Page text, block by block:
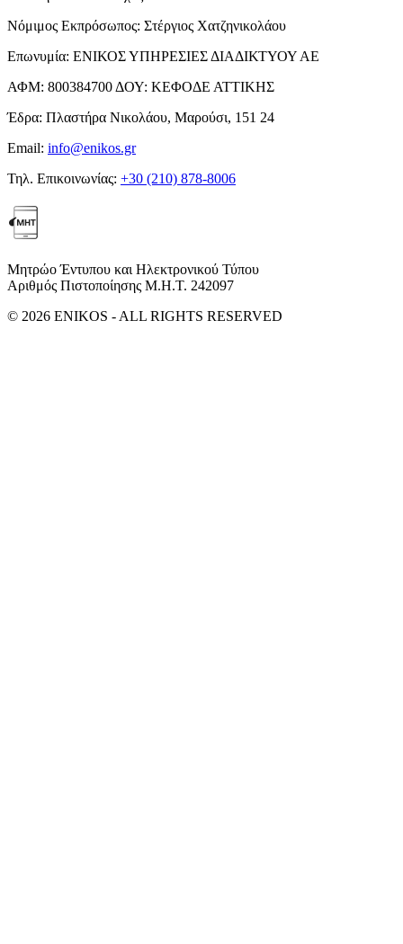
Νόμιμος Εκπρόσωπος: Στέργιος Χατζηνικολάου
Επωνυμία: ΕΝΙΚΟΣ ΥΠΗΡΕΣΙΕΣ ΔΙΑΔΙΚΤΥΟΥ ΑΕ
ΑΦΜ: 800384700 ΔΟΥ: ΚΕΦΟΔΕ ΑΤΤΙΚΗΣ
Έδρα: Πλαστήρα Νικολάου, Μαρούσι, 151 24
Email: info@enikos.gr
Τηλ. Επικοινωνίας: +30 (210) 878-8006
Μητρώο Έντυπου και Ηλεκτρονικού Τύπου
Αριθμός Πιστοποίησης Μ.Η.Τ. 242097
© 2026 ENIKOS - ALL RIGHTS RESERVED